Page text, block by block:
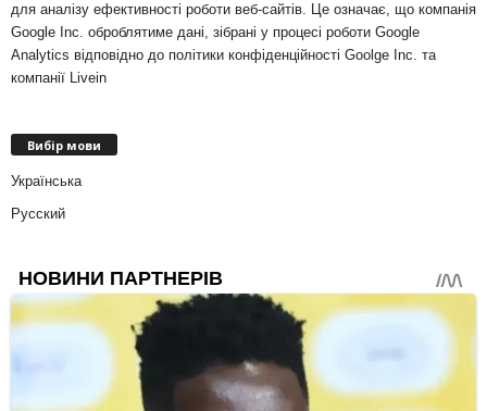
для аналізу ефективності роботи веб-сайтів. Це означає, що компанія
Google Inc. оброблятиме дані, зібрані у процесі роботи Google
Analytics відповідно до політики конфіденційності Goolge Inc. та
компанії Livein
Вибір мови
Українська
Русский